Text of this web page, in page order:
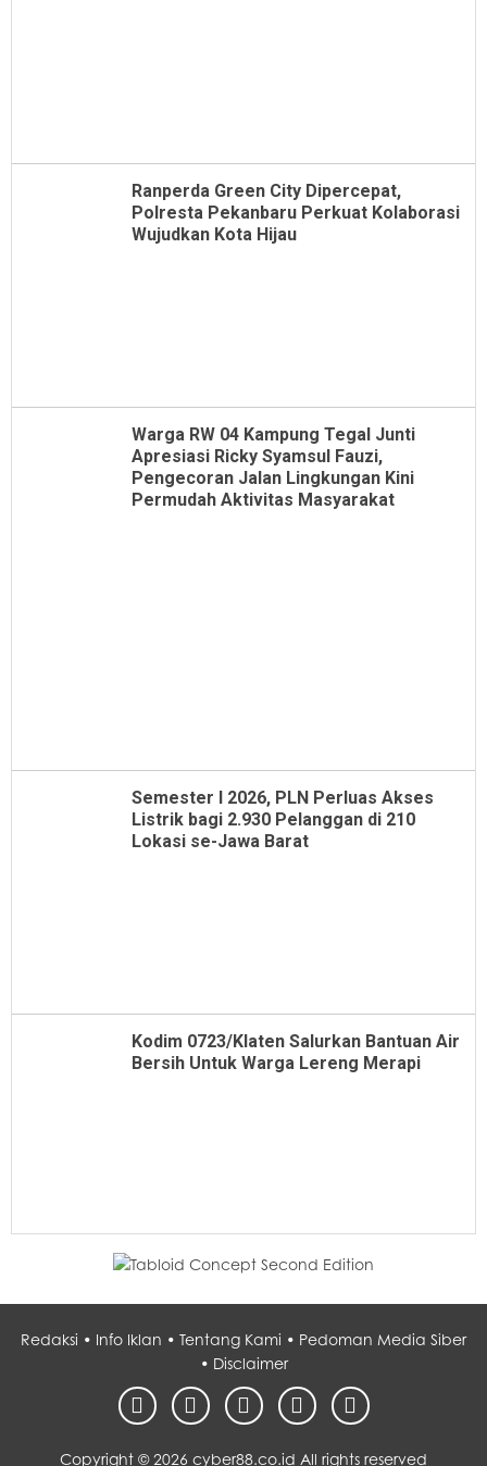
Ranperda Green City Dipercepat,
Polresta Pekanbaru Perkuat Kolaborasi
Wujudkan Kota Hijau
Warga RW 04 Kampung Tegal Junti
Apresiasi Ricky Syamsul Fauzi,
Pengecoran Jalan Lingkungan Kini
Permudah Aktivitas Masyarakat
Semester I 2026, PLN Perluas Akses
Listrik bagi 2.930 Pelanggan di 210
Lokasi se-Jawa Barat
Kodim 0723/Klaten Salurkan Bantuan Air
Bersih Untuk Warga Lereng Merapi
Redaksi • Info Iklan • Tentang Kami • Pedoman Media Siber
• Disclaimer
Copyright ©2026 cyber88.co.id All rights reserved